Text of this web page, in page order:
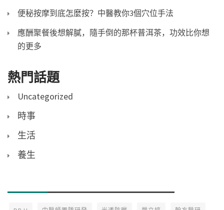
便秘按摩到底怎麼按？中醫教你3個穴位手法
應酬聚餐後想解膩，隨手倒的那杯普洱茶，功效比你想
的更多
熱門話題
Uncategorized
時事
生活
養生